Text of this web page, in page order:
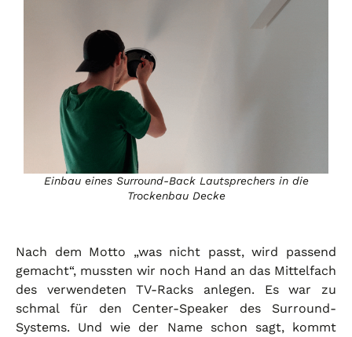
Einbau eines Surround-Back Lautsprechers in die
Trockenbau Decke
Nach dem Motto „was nicht passt, wird passend
gemacht“, mussten wir noch Hand an das Mittelfach
des verwendeten TV-Racks anlegen. Es war zu
schmal für den Center-Speaker des Surround-
Systems. Und wie der Name schon sagt, kommt